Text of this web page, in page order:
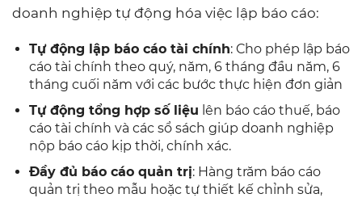
doanh nghiệp tự động hóa việc lập báo cáo:
Tự động lập báo cáo tài chính: Cho phép lập báo
cáo tài chính theo quý, năm, 6 tháng đầu năm, 6
tháng cuối năm với các bước thực hiện đơn giản
Tự động tổng hợp số liệu lên báo cáo thuế, báo
cáo tài chính và các sổ sách giúp doanh nghiệp
nộp báo cáo kịp thời, chính xác.
Đầy đủ báo cáo quản trị: Hàng trăm báo cáo
quản trị theo mẫu hoặc tự thiết kế chỉnh sửa,